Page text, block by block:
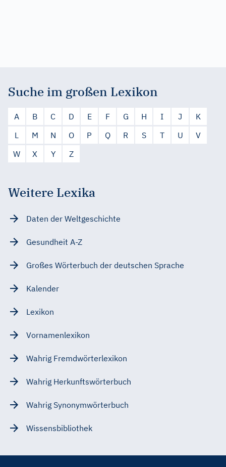
Suche im großen Lexikon
A B C D E F G H I J
K
L
M N O P Q R S T U
V
W
X Y Z
Weitere Lexika
Daten der Weltgeschichte
Gesundheit A-Z
Großes Wörterbuch der deutschen Sprache
Kalender
Lexikon
Vornamenlexikon
Wahrig Fremdwörterlexikon
Wahrig Herkunftswörterbuch
Wahrig Synonymwörterbuch
Wissensbibliothek